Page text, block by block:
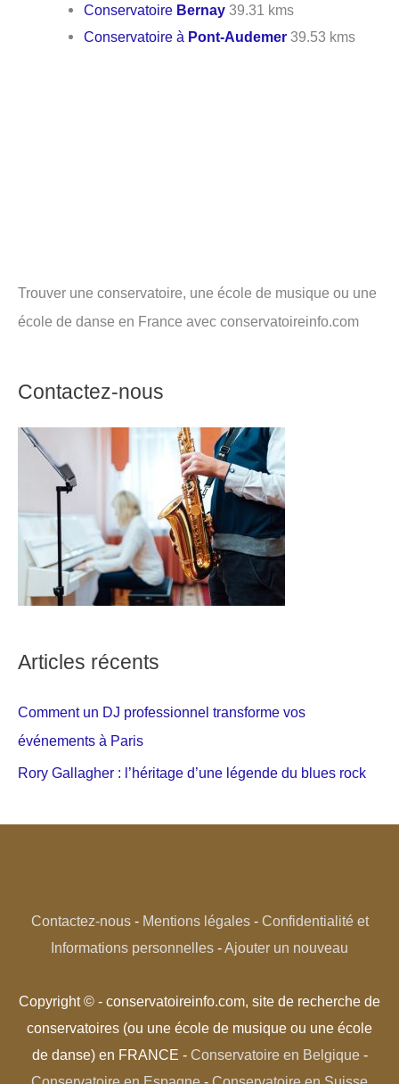
Conservatoire Bernay 39.31 kms
Conservatoire à Pont-Audemer 39.53 kms
Trouver une conservatoire, une école de musique ou une
école de danse en France avec conservatoireinfo.com
Contactez-nous
Articles récents
Comment un DJ professionnel transforme vos
événements à Paris
Rory Gallagher : l’héritage d’une légende du blues rock
Contactez-nous- Mentions légales- Confidentialité et
Informations personnelles - Ajouter un nouveau
Copyright © - conservatoireinfo.com, site de recherche de
conservatoires (ou une école de musique ou une école
de danse) en FRANCE - Conservatoire en Belgique-